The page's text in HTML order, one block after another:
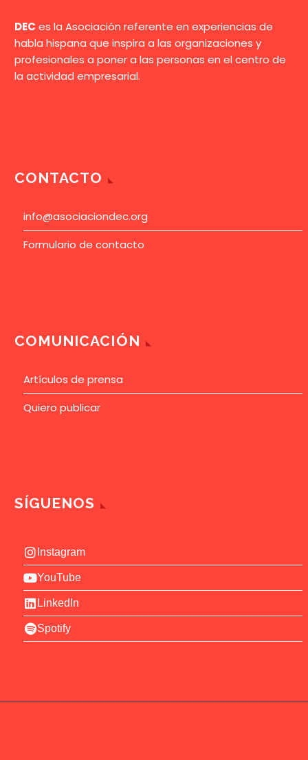
DEC es la Asociación referente en experiencias de
habla hispana que inspira a las organizaciones y
profesionales a poner a las personas en el centro de
la actividad empresarial.
CONTACTO
info@asociaciondec.org
Formulario de contacto
COMUNICACIÓN
Artículos de prensa
Quiero publicar
SÍGUENOS
Instagram
YouTube
LinkedIn
Spotify